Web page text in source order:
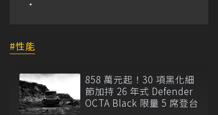
性能
858 萬元起！30 項黑化細
節加持 26 年式 Defender
OCTA Black 限量 5 席登台